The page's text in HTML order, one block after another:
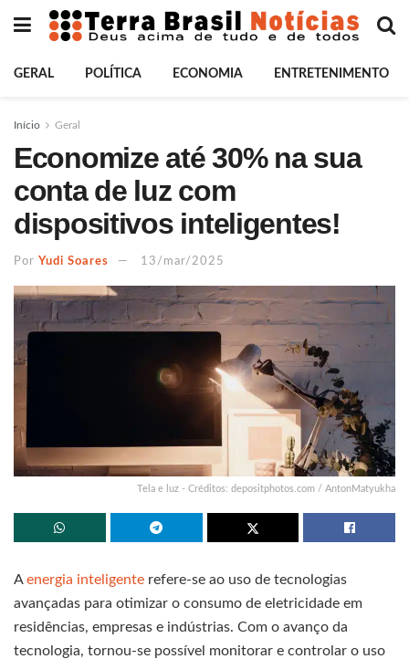
GERAL POLÍTICA ECONOMIA ENTRETENIMENTO
Início Geral
Economize até 30% na sua
conta de luz com
dispositivos inteligentes!
Por Yudi Soares 13/mar/2025
Tela e luz - Créditos: depositphotos.com / AntonMatyukha
Aenergia inteligente refere-se ao uso de tecnologias
avançadas para otimizar o consumo de eletricidade em
residências, empresas e indústrias. Com o avanço da
tecnologia, tornou-se possível monitorar e controlar o uso